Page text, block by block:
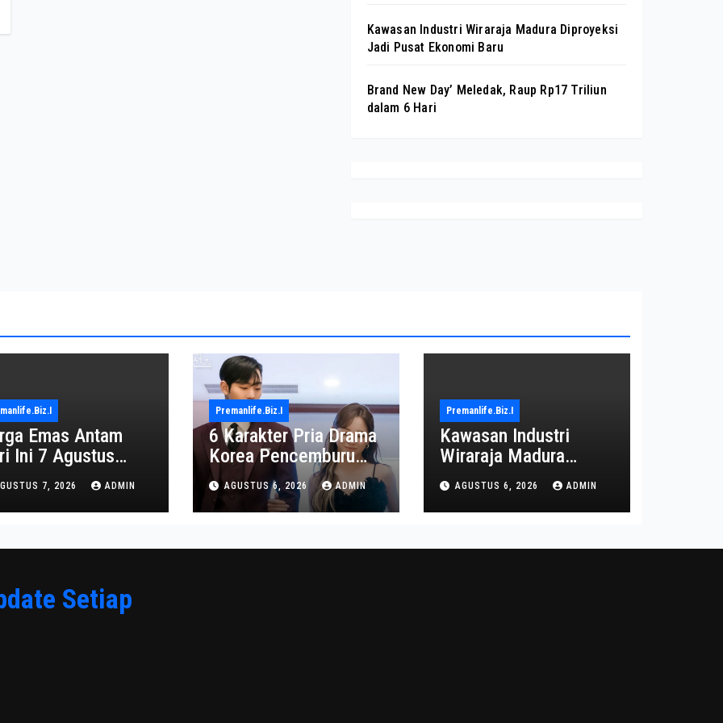
Kawasan Industri Wiraraja Madura Diproyeksi
Jadi Pusat Ekonomi Baru
Brand New Day’ Meledak, Raup Rp17 Triliun
dalam 6 Hari
Emas Antam
Ini 7 Agustus
Turun Jadi
7, 2026 ADMIN
Premanlife.biz.i
6 Karakter Pria Drama
Korea Pencemburu
Berat, Bikin Penonton
Gemas
AGUSTUS 6, 2026 ADMIN
Premanlife.biz.i
Kawasan Industri
Wiraraja Madura
Diproyeksi Jadi Pusat
Ekonomi Baru
AGUSTUS 6, 2026 ADMIN
Setiap